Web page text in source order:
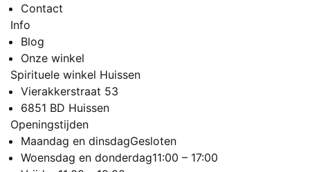
Contact
Info
Blog
Onze winkel
Spirituele winkel Huissen
Vierakkerstraat 53
6851 BD Huissen
Openingstijden
Maandag en dinsdagGesloten
Woensdag en donderdag11:00 – 17:00